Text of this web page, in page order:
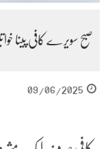
صبح سویرے کافی پینا
09/06/2025